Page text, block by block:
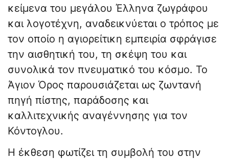
κείμενα του μεγάλου Έλληνα ζωγράφου
και λογοτέχνη, αναδεικνύεται ο τρόπος με
τον οποίο η αγιορείτικη εμπειρία σφράγισε
την αισθητική του, τη σκέψη του και
συνολικά τον πνευματικό του κόσμο. Το
Άγιον Όρος παρουσιάζεται ως ζωντανή
πηγή πίστης, παράδοσης και
καλλιτεχνικής αναγέννησης για τον
Κόντογλου.
Η έκθεση φωτίζει τη συμβολή του στην